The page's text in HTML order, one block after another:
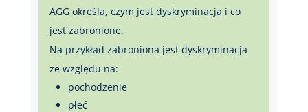
AGG określa, czym jest dyskryminacja i co
jest zabronione.
Na przykład zabroniona jest dyskryminacja
ze względu na:
pochodzenie
płeć